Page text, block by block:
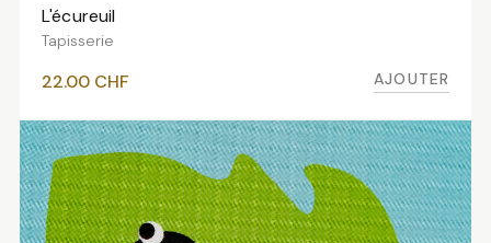
L'écureuil
Tapisserie
22.00 CHF AJOUTER